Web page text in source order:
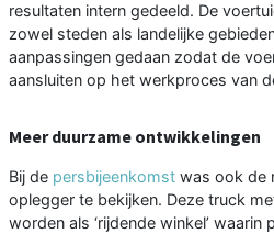
resultaten intern gedeeld. De
zowel steden als landelijke
aanpassingen gedaan zodat de
aansluiten op het werkproces van
Meer duurzame ontwikkelingen
Bij de persbijeenkomst was ook de
oplegger te bekijken. Deze truck
worden als ‘rijdende winkel’